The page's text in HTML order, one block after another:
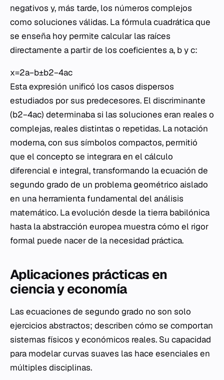
negativos y, más tarde, los números complejos
como soluciones válidas. La fórmula cuadrática que
se enseña hoy permite calcular las raíces
directamente a partir de los coeficientes a, b y c:
x=2a−b±b2−4ac​​
Esta expresión unificó los casos dispersos
estudiados por sus predecesores. El discriminante
(b2−4ac) determinaba si las soluciones eran reales o
complejas, reales distintas o repetidas. La notación
moderna, con sus símbolos compactos, permitió
que el concepto se integrara en el cálculo
diferencial e integral, transformando la ecuación de
segundo grado de un problema geométrico aislado
en una herramienta fundamental del análisis
matemático. La evolución desde la tierra babilónica
hasta la abstracción europea muestra cómo el rigor
formal puede nacer de la necesidad práctica.
Aplicaciones prácticas en
ciencia y economía
Las ecuaciones de segundo grado no son solo
ejercicios abstractos; describen cómo se comportan
sistemas físicos y económicos reales. Su capacidad
para modelar curvas suaves las hace esenciales en
múltiples disciplinas.